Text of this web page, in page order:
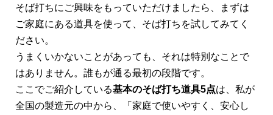
そば打ちにご興味をもっていただけましたら、まずは
ご家庭にある道具を使って、そば打ちを試してみてく
ださい。
うまくいかないことがあっても、それは特別なことで
はありません。誰もが通る最初の段階です。
ここでご紹介している基本のそば打ち道具5点は、私が
全国の製造元の中から、「家庭で使いやすく、安心し